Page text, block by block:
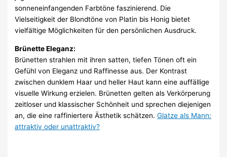
sonneneinfangenden Farbtöne faszinierend. Die
Vielseitigkeit der Blondtöne von Platin bis Honig bietet
vielfältige Möglichkeiten für den persönlichen Ausdruck.
Brünette Eleganz:
Brünetten strahlen mit ihren satten, tiefen Tönen oft ein
Gefühl von Eleganz und Raffinesse aus. Der Kontrast
zwischen dunklem Haar und heller Haut kann eine auffällige
visuelle Wirkung erzielen. Brünetten gelten als Verkörperung
zeitloser und klassischer Schönheit und sprechen diejenigen
an, die eine raffiniertere Ästhetik schätzen.Glatze als Mann:
attraktiv oder unattraktiv?